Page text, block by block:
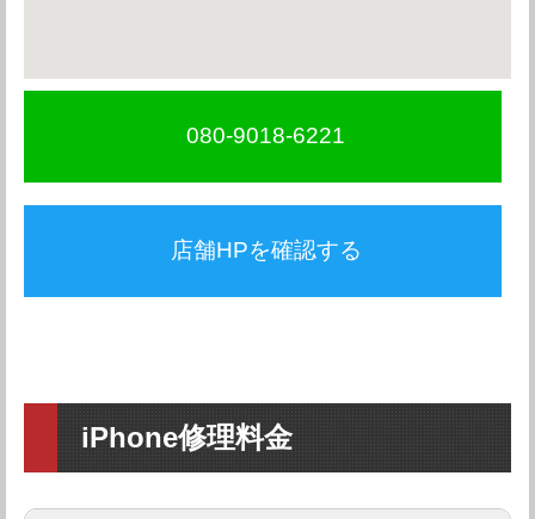
080-9018-6221
店舗HPを確認する
iPhone修理料金